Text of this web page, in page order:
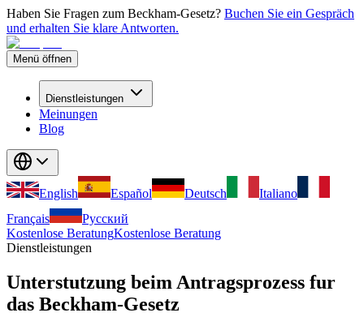
Haben Sie Fragen zum Beckham-Gesetz? Buchen Sie ein Gespräch
und erhalten Sie klare Antworten.
Menü öffnen
Dienstleistungen
Meinungen
Blog
English Español Deutsch
Italiano
Français
Русский
Kostenlose BeratungKostenlose Beratung
Dienstleistungen
Unterstutzung beim Antragsprozess fur
das Beckham-Gesetz